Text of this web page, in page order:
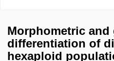
Morphometric and
differentiation of
hexaploid